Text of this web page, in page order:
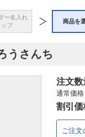
ー名入れ
ップ
商品を
うさんち
注文数
通常価格
割引価
ご注文